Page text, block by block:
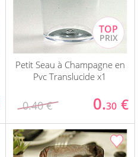
Petit Seau à Champagne en
Pvc Translucide x1
0.40 € 0.30 €